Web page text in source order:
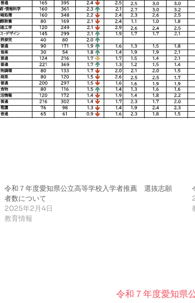
令和７年度愛知県公立高等学校入学者推薦 選抜志願
者数について
2025年2月4日
教育情報
令和７年度愛知県